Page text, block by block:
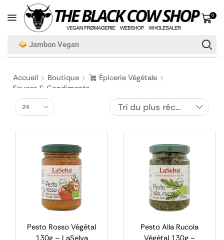
Jambon Vegan
0
Accueil Boutique
Épicerie Végétale
Sauces & Condiments
Pesto Rosso Végétal
130g – LaSelva
Pesto Alla Rucola
Végétal 130g –